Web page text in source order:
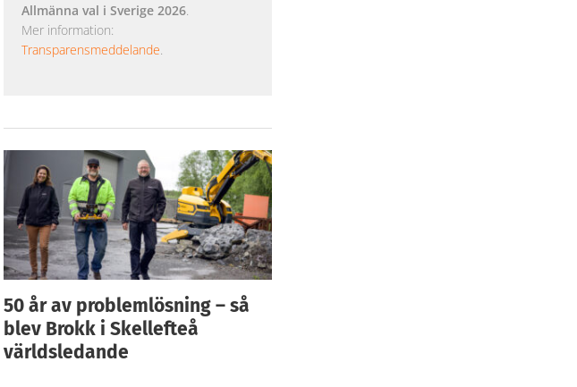
Allmänna val i Sverige 2026.
Mer information:
Transparensmeddelande.
50 år av problemlösning – så
blev Brokk i Skellefteå
världsledande